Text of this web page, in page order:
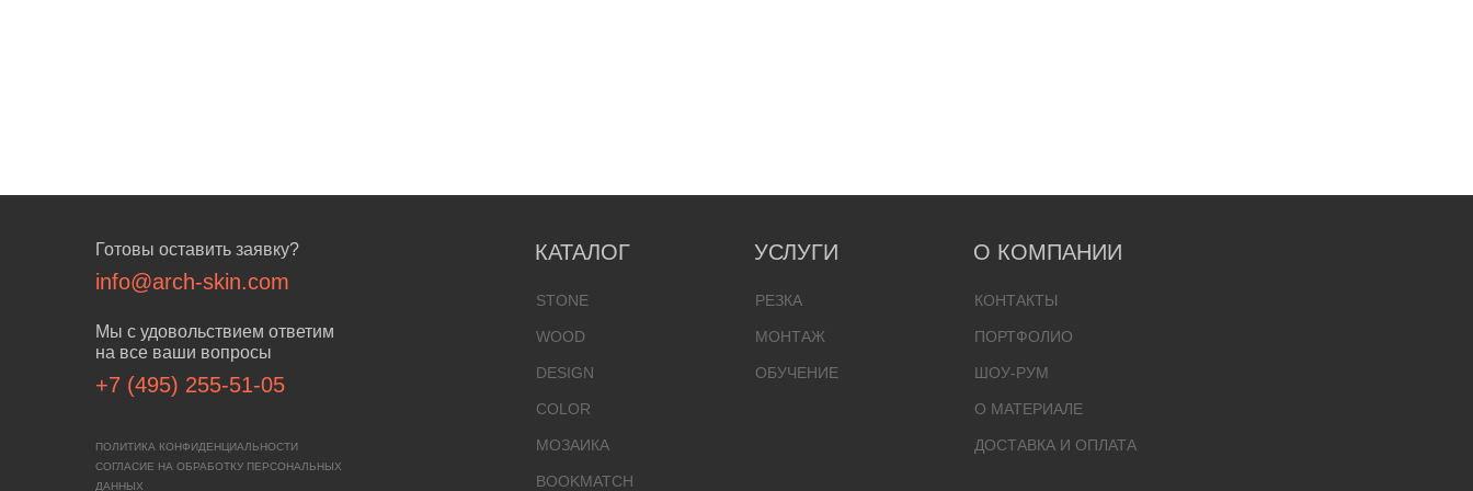
Готовы оставить заявку?
info@arch-skin.com
Мы с удовольствием ответим
на все ваши вопросы
+7 (495) 255-51-05
ПОЛИТИКА КОНФИДЕНЦИАЛЬНОСТИ
СОГЛАСИЕ НА ОБРАБОТКУ ПЕРСОНАЛЬНЫХ
ДАННЫХ
КАТАЛОГ
STONE
WOOD
DESIGN
COLOR
МОЗАИКА
BOOKMATCH
УСЛУГИ
РЕЗКА
МОНТАЖ
ОБУЧЕНИЕ
О КОМПАНИИ
КОНТАКТЫ
ПОРТФОЛИО
ШОУ-РУМ
О МАТЕРИАЛЕ
ДОСТАВКА И ОПЛАТА